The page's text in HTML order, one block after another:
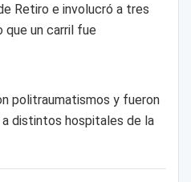
Retiro e involucró a tres
que un carril fue
politraumatismos y fueron
distintos hospitales de la